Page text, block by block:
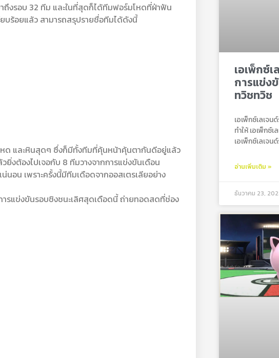
ถึงรอบ 32 ทีม และในที่สุดก็ได้ทีมฟอร์มโหดที่ฝ่าฟัน
บร้อยแล้ว สามารถสรุปรายชื่อทีมได้ดังนี้
หด และหินสุดๆ ซึ่งก็มีทั้งทีมที่คุ้นหน้าคุ้นตากันดีอยู่แล้ว
งต้องไปเจอกับ 8 ทีมวางจากการแข่งขันเดือน
นอน เพราะครั้งนี้มีทีมเดือดจากออสเตรเลียอย่าง
ารแข่งขันรอบชิงชนะเลิศสุดเดือดนี้ ถ่ายทอดสดที่ช่อง
เอเพ็กซ์
การแข่ง
ทวิชทวิช
เอเพ็กซ์เลเจ
ทำให้ เอเพ็กซ์
เอเพ็กซ์เลเจ
อ่านเพิ่มเติม »
ธันวาคม 23,